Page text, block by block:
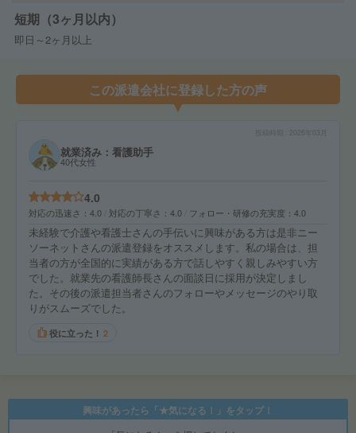
短期（3ヶ月以内）
即日～2ヶ月以上
この派遣会社に登録した方の声
就業済み：看護助手
40代女性
4.0
対応の迅速さ 4.0 対応の丁寧さ 4.0 フォロー・研修の充実度 4.0
未経験で介護や看護士さんの手伝いに興味がある方は是非ニー
ソーネットさんの派遣登録をオススメします。私の場合は、担
当者の方が全国的に実績がある方で話しやすく親しみやすい方
でした。就業先の看護師長さんの面談日に採用が決定しまし
た。その後の派遣担当者さんのフォローやメッセージのやり取
りがスムーズでした。
役に立った！ 2
興味があったら「★気になる！」をタップ！